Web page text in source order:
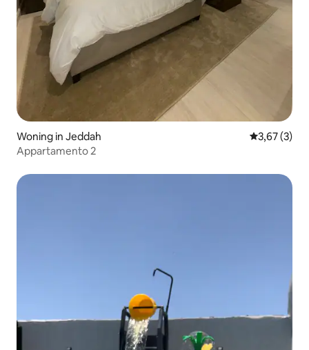
Woning in Jeddah
3,67 (3)
Appartamento 2